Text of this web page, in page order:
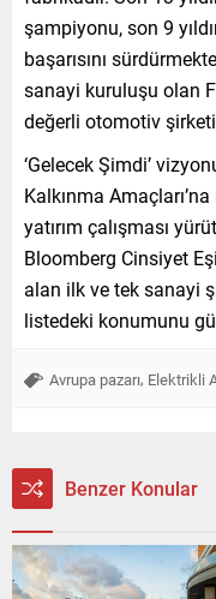
şampiyonu, son 9
başarısını
sanayi kuruluşu olan
değerli otomotiv
‘Gelecek Şimdi’
Kalkınma
yatırım çalışması
Bloomberg Cinsiyet
alan ilk ve tek sanayi
listedeki konumunu
Avrupa pazarı, Elektrikli
Benzer Konular